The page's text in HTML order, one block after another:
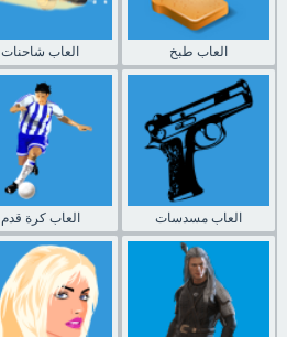
العاب شاحنات العاب طبخ
العاب كرة قدم العاب مسدسات